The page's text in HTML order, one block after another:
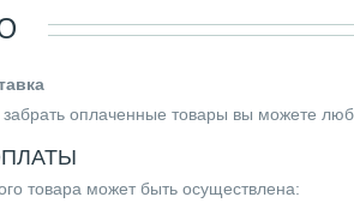
забрать оплаченные товары вы можете
товара может быть осуществлена: